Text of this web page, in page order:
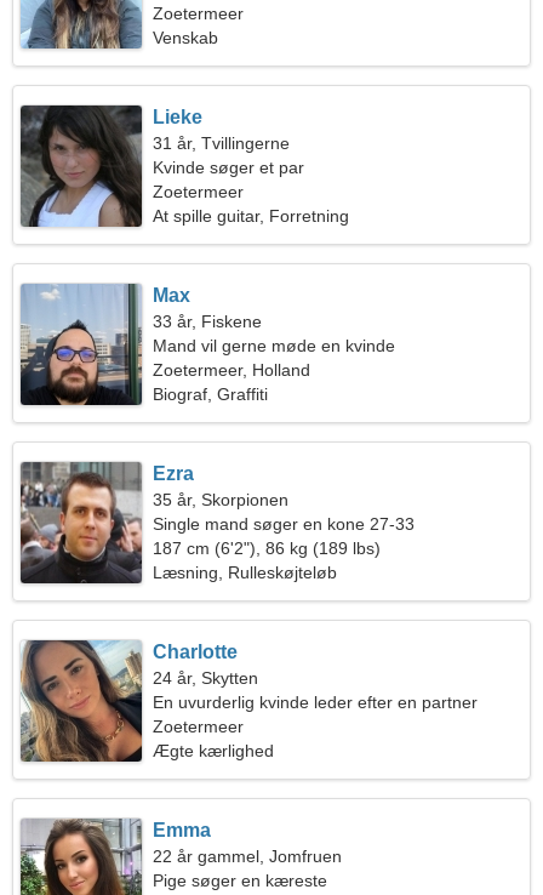
Zoetermeer
Venskab
Lieke
31 år, Tvillingerne
Kvinde søger et par
Zoetermeer
At spille guitar, Forretning
Max
33 år, Fiskene
Mand vil gerne møde en kvinde
Zoetermeer, Holland
Biograf, Graffiti
Ezra
35 år, Skorpionen
Single mand søger en kone 27-33
187 cm (6'2"), 86 kg (189 lbs)
Læsning, Rulleskøjteløb
Charlotte
24 år, Skytten
En uvurderlig kvinde leder efter en partner
Zoetermeer
Ægte kærlighed
Emma
22 år gammel, Jomfruen
Pige søger en kæreste